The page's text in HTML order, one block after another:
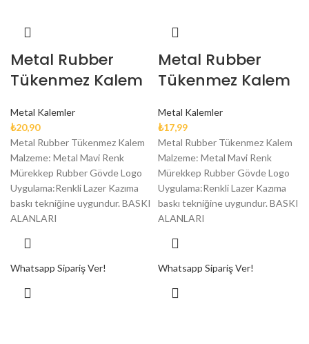
Metal Rubber
Tükenmez Kalem
Metal Kalemler
₺20,90
Metal Rubber Tükenmez Kalem
Malzeme: Metal Mavi Renk
Mürekkep Rubber Gövde Logo
Uygulama:Renkli Lazer Kazıma
baskı tekniğine uygundur. BASKI
ALANLARI
Whatsapp Sipariş Ver!
Metal Rubber
Tükenmez Kalem
Metal Kalemler
₺17,99
Metal Rubber Tükenmez Kalem
Malzeme: Metal Mavi Renk
Mürekkep Rubber Gövde Logo
Uygulama:Renkli Lazer Kazıma
baskı tekniğine uygundur. BASKI
ALANLARI
Whatsapp Sipariş Ver!